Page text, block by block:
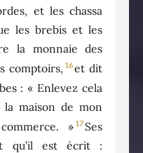
et les chassa
les brebis et les
la monnaie des
comptoirs, 16et dit
: « Enlevez cela
la maison de mon
» 17 Ses
qu’il est écrit :